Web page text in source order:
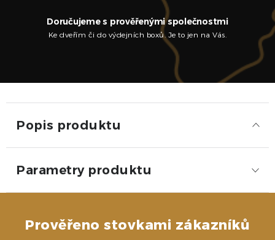
Doručujeme s prověřenými společnostmi
Ke dveřím či do výdejních boxů. Je to jen na Vás.
Popis produktu
Parametry produktu
Prověřeno stovkami zákazníků